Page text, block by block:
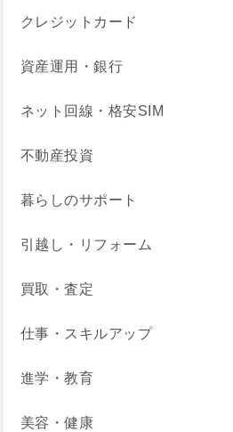
クレジットカード
資産運用・銀行
ネット回線・格安SIM
不動産投資
暮らしのサポート
引越し・リフォーム
買取・査定
仕事・スキルアップ
進学・教育
美容・健康